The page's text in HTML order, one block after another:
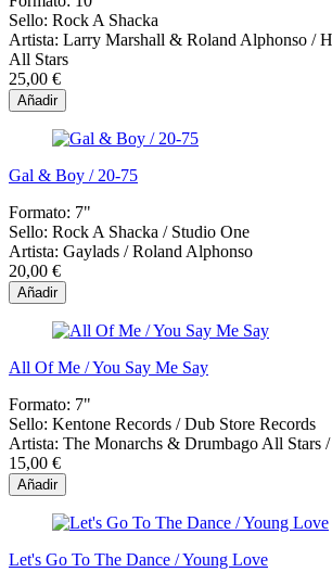
Sello: Rock A Shacka
Artista: Larry Marshall & Roland Alphonso /
All Stars
25,00 €
Añadir
Gal & Boy / 20-75
Formato: 7"
Sello: Rock A Shacka ‎/ Studio One
Artista: Gaylads / Roland Alphonso
20,00 €
Añadir
All Of Me / You Say Me Say
Formato: 7"
Sello: Kentone Records ‎/ Dub Store Records
Artista: The Monarchs & Drumbago All Stars
15,00 €
Añadir
Let's Go To The Dance / Young Love